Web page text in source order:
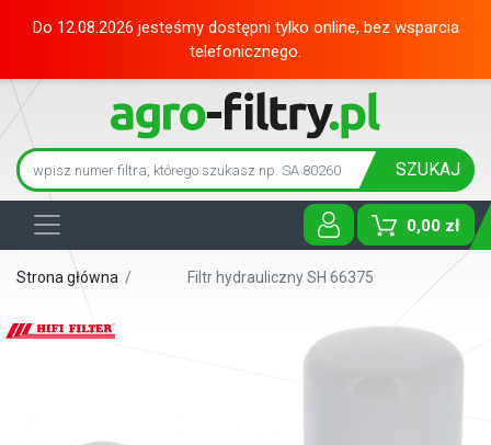
Do 12.08.2026 jesteśmy dostępni tylko online, bez wsparcia
telefonicznego.
SZUKAJ
0,00 zł
Toggle
Strona główna / Filtr hydrauliczny SH 66375